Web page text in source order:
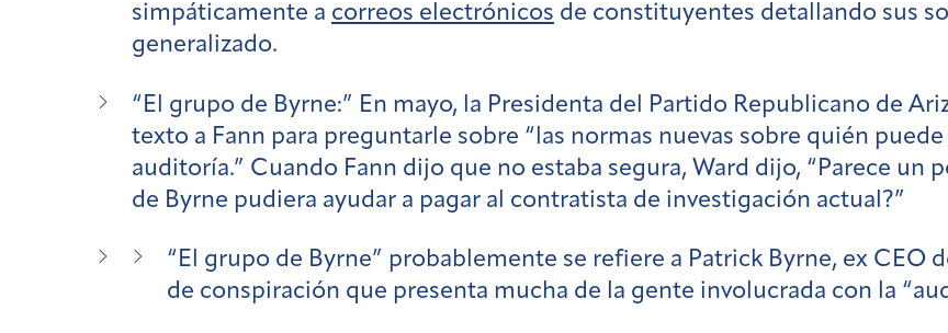
simpáticamente a correos electrónicos de constituyentes detallando sus
generalizado.
“El grupo de Byrne:” En mayo, la Presidenta del Partido Republicano de
texto a Fann para preguntarle sobre “las normas nuevas sobre quién
auditoría.” Cuando Fann dijo que no estaba segura, Ward dijo, “Parece
de Byrne pudiera ayudar a pagar al contratista de investigación actual?”
“El grupo de Byrne” probablemente se refiere a Patrick Byrne, ex CEO
de conspiración que presenta mucha de la gente involucrada con la